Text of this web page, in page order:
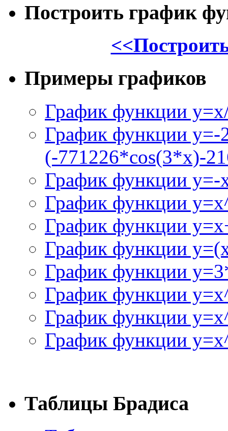
Построить график
Примеры графиков
График функции
График функции y=-
(-771226*cos(3*x)-
График функции
График функции
График функции
График функции
График функции
График функции
График функции
График функции
Таблицы Брадиса